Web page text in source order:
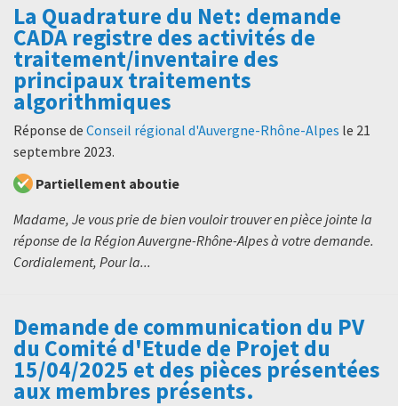
La Quadrature du Net: demande
CADA registre des activités de
traitement/inventaire des
principaux traitements
algorithmiques
Réponse de Conseil régional d'Auvergne-Rhône-Alpes le 21
septembre 2023.
Partiellement aboutie
Madame, Je vous prie de bien vouloir trouver en pièce jointe la
réponse de la Région Auvergne-Rhône-Alpes à votre demande.
Cordialement, Pour la...
Demande de communication du PV
du Comité d'Etude de Projet du
15/04/2025 et des pièces présentées
aux membres présents.